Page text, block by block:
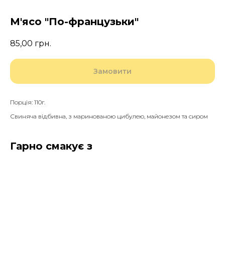
М'ясо "По-французьки"
85,00 грн.
Замовити
Порція: 110г.
Свиняча відбивна, з маринованою цибулею, майонезом та сиром
Гарно смакує з